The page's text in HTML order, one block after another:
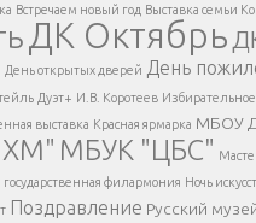
>
>
</div >
Встречаем новый год Выставка семьи
ДК Октябрь
День открытых дверей День
Дуэт+ И.В. Коротеев
выставка Красная ярмарка МБОУ
МБУК "ЦБС"
государственная филармония Ночь
Поздравление Русский